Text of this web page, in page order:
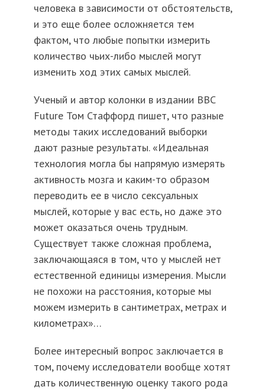
человека в зависимости от обстоятельств,
и это еще более осложняется тем
фактом, что любые попытки измерить
количество чьих-либо мыслей могут
изменить ход этих самых мыслей.
Ученый и автор колонки в издании BBC
Future Том Стаффорд пишет, что разные
методы таких исследований выборки
дают разные результаты. «Идеальная
технология могла бы напрямую измерять
активность мозга и каким-то образом
переводить ее в число сексуальных
мыслей, которые у вас есть, но даже это
может оказаться очень трудным.
Существует также сложная проблема,
заключающаяся в том, что у мыслей нет
естественной единицы измерения. Мысли
не похожи на расстояния, которые мы
можем измерить в сантиметрах, метрах и
километрах»…
Более интересный вопрос заключается в
том, почему исследователи вообще хотят
дать количественную оценку такого рода